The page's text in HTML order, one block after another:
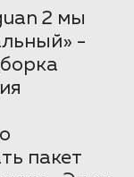
2 мы
-
пакет